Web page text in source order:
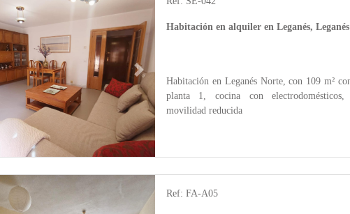
Next
Habitación en alquiler en Leganés,
Habitación en Leganés Norte, con 109 m²
planta 1, cocina con
movilidad reducida
Ref: FA-A05